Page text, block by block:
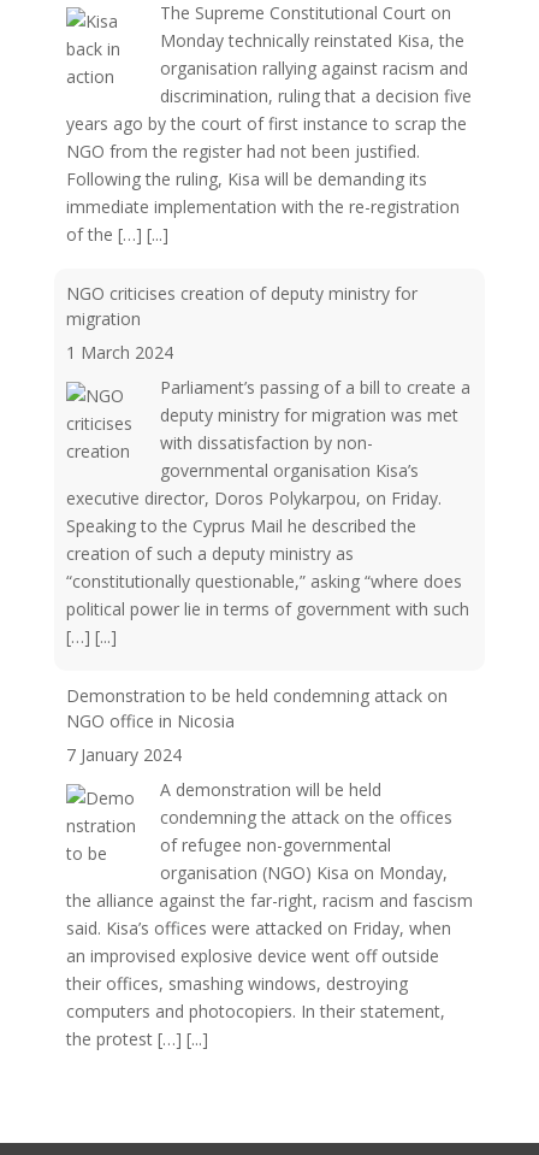
The Supreme Constitutional Court on
Monday technically reinstated Kisa, the
organisation rallying against racism and
discrimination, ruling that a decision five
years ago by the court of first instance to scrap the
NGO from the register had not been justified.
Following the ruling, Kisa will be demanding its
immediate implementation with the re-registration
of the […] [...]
NGO criticises creation of deputy ministry for
migration
1 March 2024
Parliament’s passing of a bill to create a
deputy ministry for migration was met
with dissatisfaction by non-
governmental organisation Kisa’s
executive director, Doros Polykarpou, on Friday.
Speaking to the Cyprus Mail he described the
creation of such a deputy ministry as
“constitutionally questionable,” asking “where does
political power lie in terms of government with such
[…] [...]
Demonstration to be held condemning attack on
NGO office in Nicosia
7 January 2024
A demonstration will be held
condemning the attack on the offices
of refugee non-governmental
organisation (NGO) Kisa on Monday,
the alliance against the far-right, racism and fascism
said. Kisa’s offices were attacked on Friday, when
an improvised explosive device went off outside
their offices, smashing windows, destroying
computers and photocopiers. In their statement,
the protest […] [...]